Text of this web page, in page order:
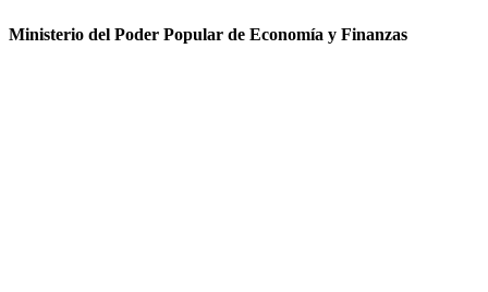
Ministerio del Poder Popular de Economía y Finanzas